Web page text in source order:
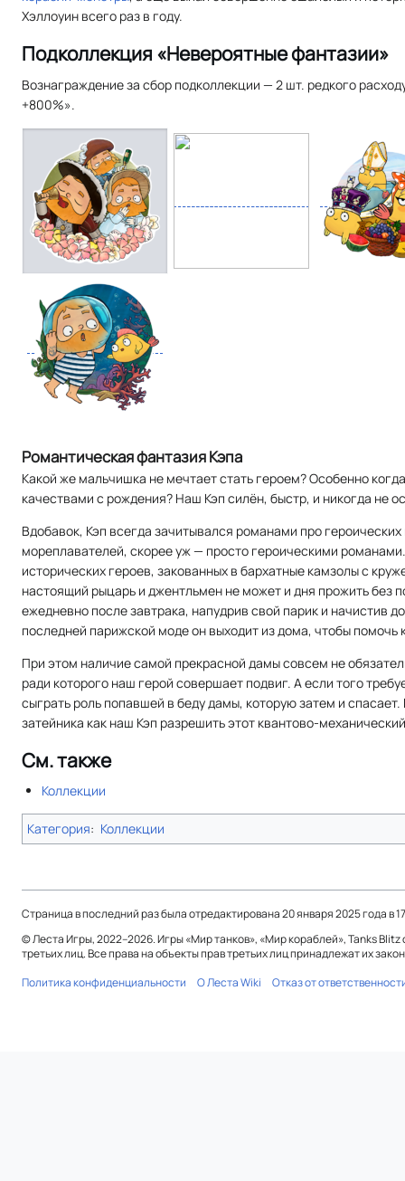
Хэллоуин всего раз в году.
Подколлекция «Невероятные фантазии»
Вознаграждение за сбор подколлекции — 2 шт. редкого
+800%».
Романтическая фантазия Кэпа
Какой же мальчишка не мечтает стать героем? Особенно
качествами с рождения? Наш Кэп силён, быстр, и никогда не
Вдобавок, Кэп всегда зачитывался романами про
мореплавателей, скорее уж — просто героическими
исторических героев, закованных в бархатные камзолы с
настоящий рыцарь и джентльмен не может и дня прожить без
ежедневно после завтрака, напудрив свой парик и начистив
последней парижской моде он выходит из дома, чтобы помочь
При этом наличие самой прекрасной дамы совсем не
ради которого наш герой совершает подвиг. А если того
сыграть роль попавшей в беду дамы, которую затем и
затейника как наш Кэп разрешить этот квантово-
См. также
Коллекции
Категория: Коллекции
Страница в последний раз была отредактирована 20 января 2025 года в
© Леста Игры, 2022–2026. Игры «Мир танков», «Мир кораблей», Tanks
третьих лиц. Все права на объекты прав третьих лиц принадлежат их
Политика конфиденциальности
О Леста Wiki Отказ от